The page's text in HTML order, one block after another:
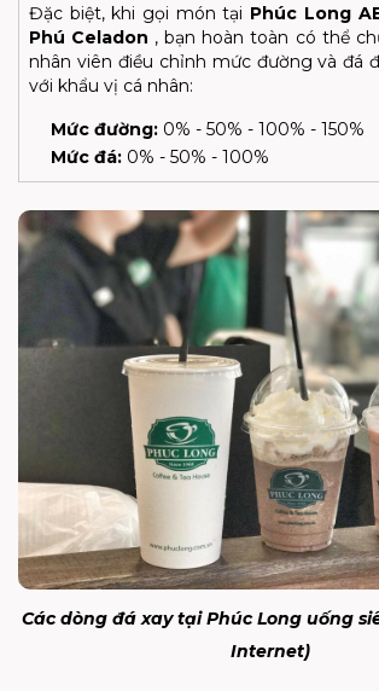
Đặc biệt, khi gọi món tại Phúc Long
Phú Celadon , bạn hoàn toàn có thể
nhân viên điều chỉnh mức đường và đá
với khẩu vị cá nhân:
Mức đường: 0% - 50% - 100% - 150%
Mức đá: 0% - 50% - 100%
Các dòng đá xay tại Phúc Long uống
Internet)